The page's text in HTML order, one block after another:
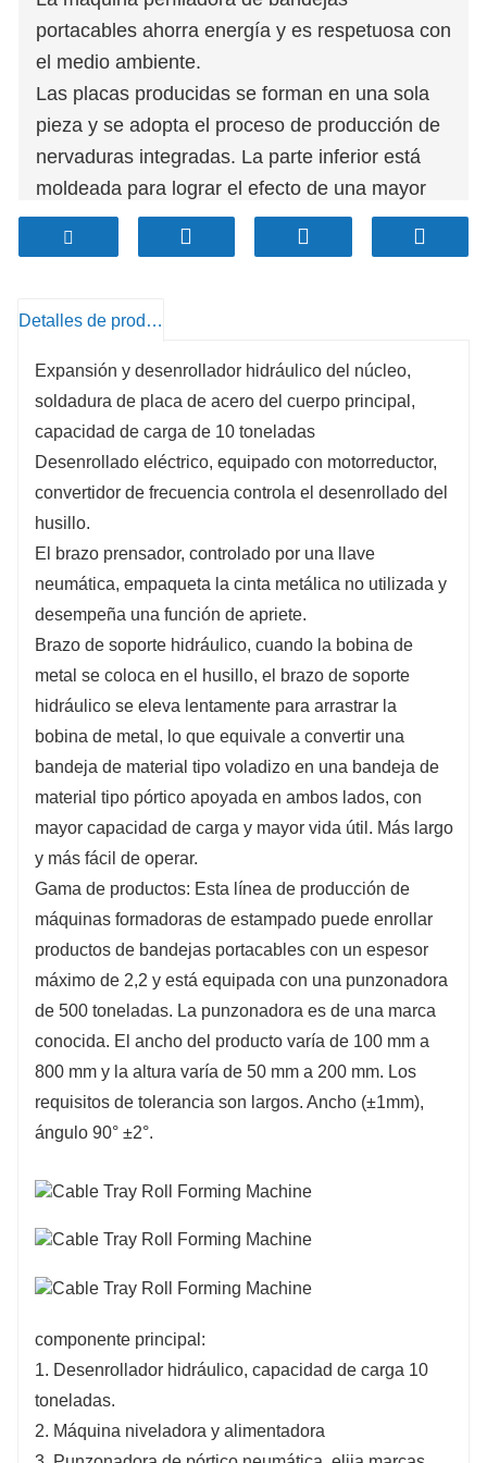
portacables ahorra energía y es respetuosa con
el medio ambiente.
Las placas producidas se forman en una sola
pieza y se adopta el proceso de producción de
nervaduras integradas. La parte inferior está
moldeada para lograr el efecto de una mayor
resistencia a la flexión; los paneles laterales
tienen un diseño exclusivo y agregan dos
la capacidad de carga de la brida y previene
Detalles de producto
Expansión y desenrollador hidráulico del núcleo,
soldadura de placa de acero del cuerpo principal,
capacidad de carga de 10 toneladas
Desenrollado eléctrico, equipado con motorreductor,
convertidor de frecuencia controla el desenrollado del
husillo.
El brazo prensador, controlado por una llave
neumática, empaqueta la cinta metálica no utilizada y
desempeña una función de apriete.
Brazo de soporte hidráulico, cuando la bobina de
metal se coloca en el husillo, el brazo de soporte
hidráulico se eleva lentamente para arrastrar la
bobina de metal, lo que equivale a convertir una
bandeja de material tipo voladizo en una bandeja de
material tipo pórtico apoyada en ambos lados, con
mayor capacidad de carga y mayor vida útil. Más largo
y más fácil de operar.
Gama de productos: Esta línea de producción de
máquinas formadoras de estampado puede enrollar
productos de bandejas portacables con un espesor
máximo de 2,2 y está equipada con una punzonadora
de 500 toneladas. La punzonadora es de una marca
conocida. El ancho del producto varía de 100 mm a
800 mm y la altura varía de 50 mm a 200 mm. Los
requisitos de tolerancia son largos. Ancho (±1mm),
ángulo 90° ±2°.
componente principal:
1. Desenrollador hidráulico, capacidad de carga 10
toneladas.
2. Máquina niveladora y alimentadora